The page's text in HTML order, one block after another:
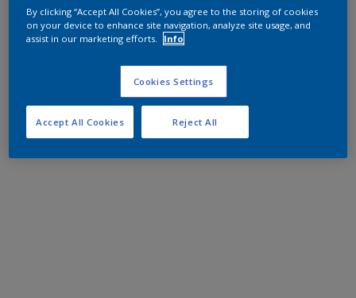
By clicking “Accept All Cookies”, you agree to the storing of cookies
on your device to enhance site navigation, analyze site usage, and
assist in our marketing efforts.
Info
Cookies Settings
Reject All
Accept All Cookies